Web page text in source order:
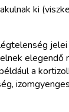
ki
jelei
elegendő
a